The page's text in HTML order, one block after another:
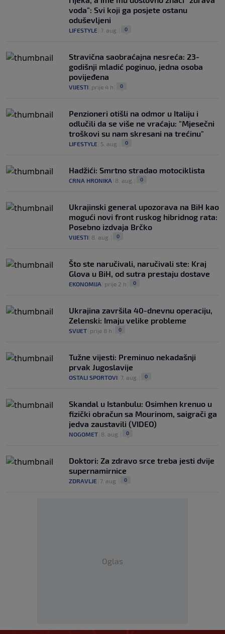
voda": Svi koji ga posjete ostanu
oduševljeni
LIFESTYLE 7. aug. 0
Stravična saobraćajna nesreća: 23-
godišnji mladić poginuo, jedna osoba
povijeđena
VIJESTI prije 4 h 0
Penzioneri otišli na odmor u Italiju i
odlučili da se više ne vraćaju: "Mjesečni
troškovi su nam skresani na trećinu"
LIFESTYLE 5. aug. 0
Hadžići: Smrtno stradao motociklista
CRNA HRONIKA 8. aug. 0
Ukrajinski general upozorava na BiH kao
mogući novi front ruskog hibridnog rata:
Posebno izdvaja Brčko
VIJESTI 8. aug. 0
Što ste naručivali, naručivali ste: Kraj
Glova u BiH, od sutra prestaju dostave
EKONOMIJA prije 2 h 0
Ukrajina završila 40-dnevnu operaciju,
Zelenski: Imaju velike probleme
SVIJET prije 8 h 0
Tužne vijesti: Preminuo nekadašnji
prvak Jugoslavije
OSTALI SPORTOVI 7. aug. 0
Skandal u Istanbulu: Osimhen krenuo u
fizički obračun sa Mourinom, saigrači ga
jedva zaustavili (VIDEO)
NOGOMET 8. aug. 0
Doktori: Za zdravo srce treba jesti dvije
supernamirnice
ZDRAVLJE 7. aug. 0
Oglas